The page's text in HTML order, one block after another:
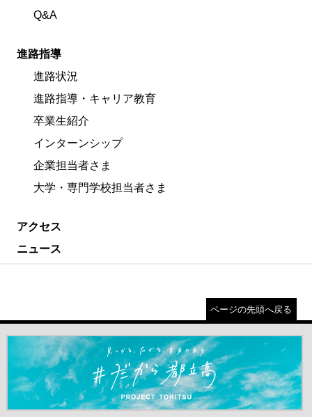
Q&A
進路指導
進路状況
進路指導・キャリア教育
卒業生紹介
インターンシップ
企業担当者さま
大学・専門学校担当者さま
アクセス
ニュース
ページの先頭へ戻る
＃だから都立高（別ウインドウが開きます）